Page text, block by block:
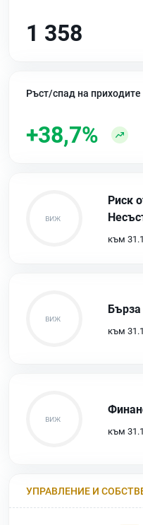
1 358
Ръст/спад на приходите
+38,7%
Риск
към
към
към
УПРАВЛЕНИЕ И